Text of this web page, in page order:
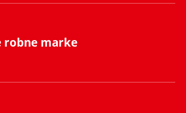
robne marke